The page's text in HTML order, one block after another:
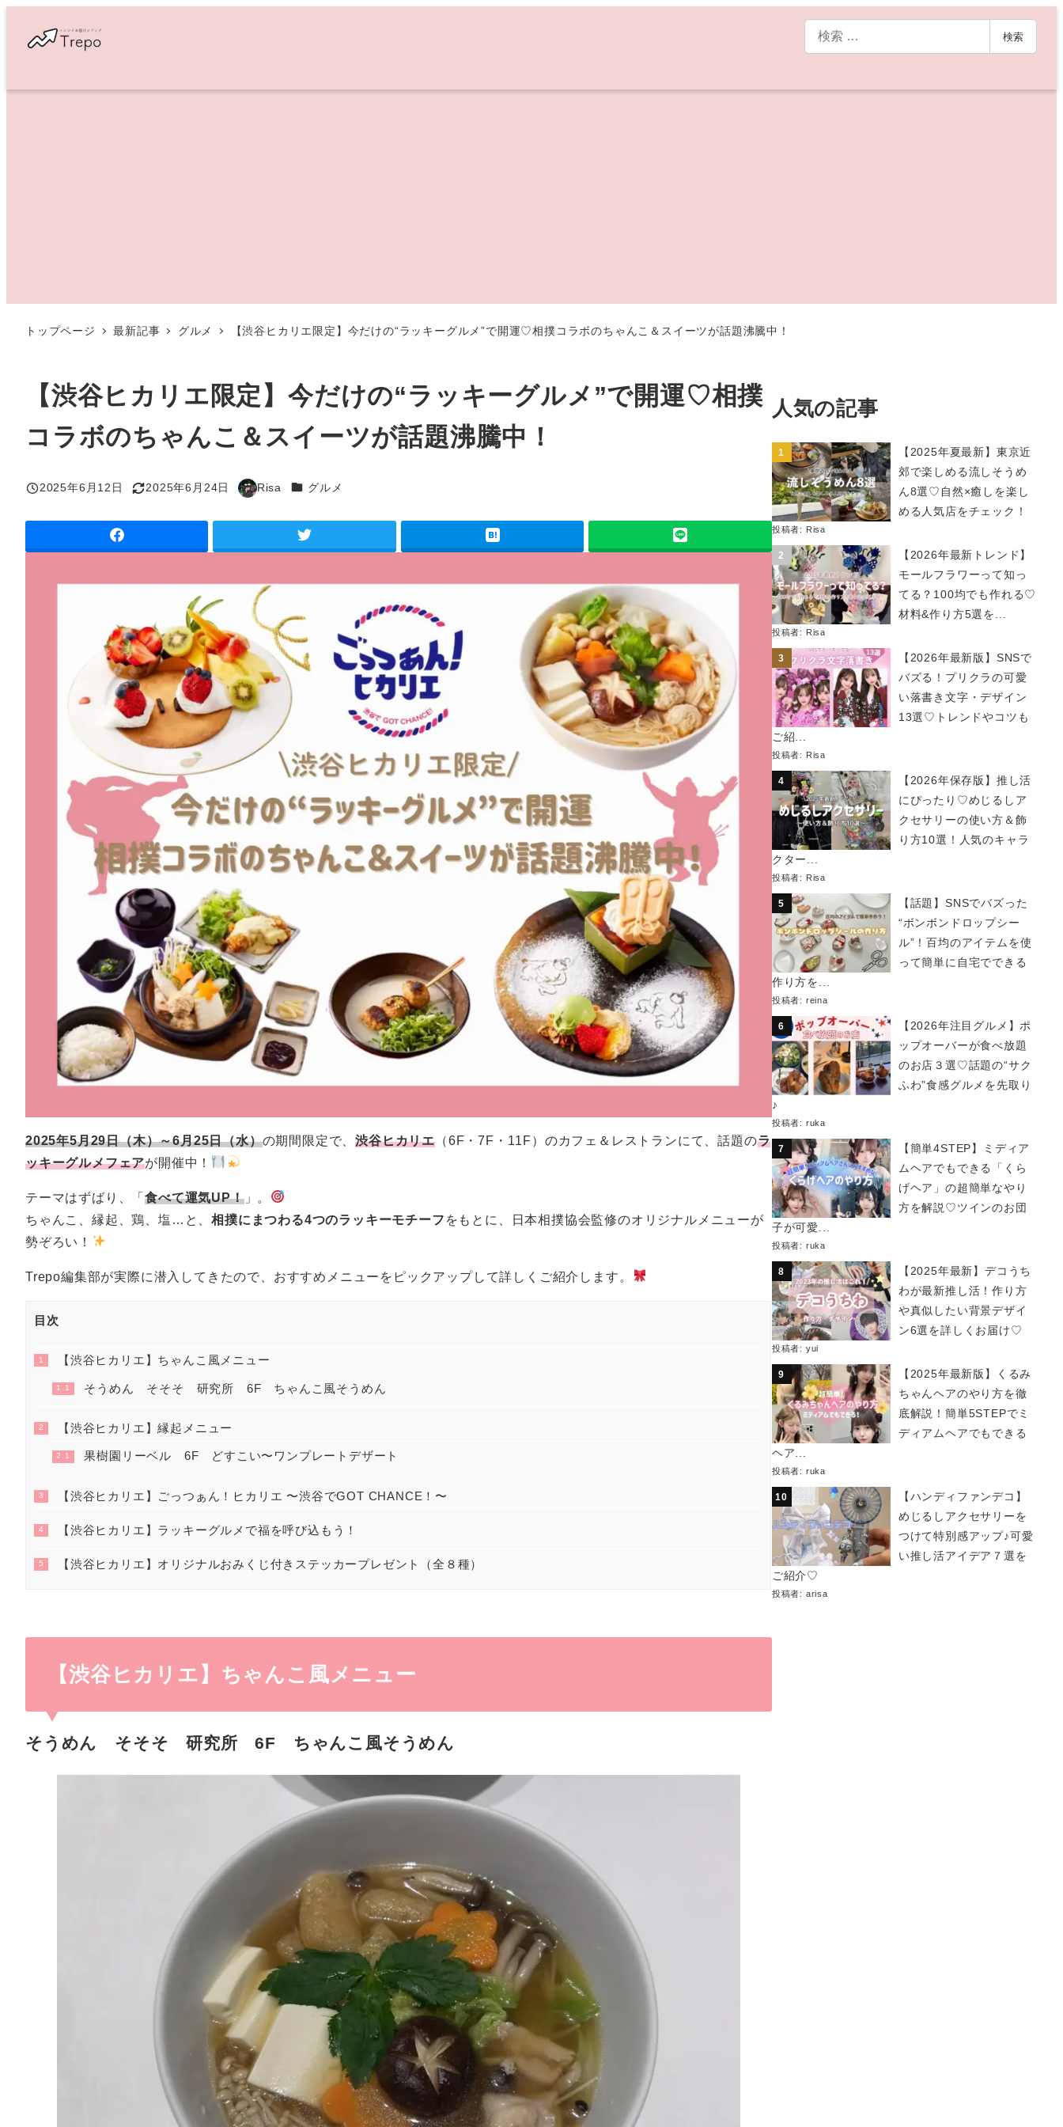
索
検索
トップページ 最新記事 グルメ 【渋谷ヒカリエ限定】今だけの“ラッキーグルメ”で開運♡相撲コラボのちゃんこ＆スイーツが話題沸騰中！
【渋谷ヒカリエ限定】今だけの“ラッキーグルメ”で開運♡相撲
コラボのちゃんこ＆スイーツが話題沸騰中！
投稿日
2025年6月12日
更新日
2025年6月24日
著
Risa カテゴリー
グルメ
2025年5月29日（木）～6月25日（水）の期間限定で、渋谷ヒカリエ （6F・7F・11F）のカフェ＆レストランにて、話題のラ
ッキーグルメフェアが開催中！
テーマはずばり、「食べて運気UP！」。
ちゃんこ、縁起、鶏、塩…と、相撲にまつわる4つのラッキーモチーフ をもとに、日本相撲協会監修のオリジナルメニューが
勢ぞろい！
Trepo編集部が実際に潜入してきたので、おすすめメニューをピックアップして詳しくご紹介します。
目次
1 【渋谷ヒカリエ】ちゃんこ風メニュー
1.1 そうめん そそそ 研究所 6F ちゃんこ風そうめん
2 【渋谷ヒカリエ】縁起メニュー
2.1 果樹園リーベル 6F どすこい〜ワンプレートデザート
3 【渋谷ヒカリエ】ごっつぁん！ヒカリエ 〜渋谷でGOT CHANCE！〜
4 【渋谷ヒカリエ】ラッキーグルメで福を呼び込もう！
5 【渋谷ヒカリエ】オリジナルおみくじ付きステッカープレゼント（全８種）
【渋谷ヒカリエ】ちゃんこ風メニュー
そうめん そそそ 研究所 6F ちゃんこ風そうめん
人気の記事
【2025年夏最新】東京近
郊で楽しめる流しそうめ
ん8選♡自然×癒しを楽し
める人気店をチェック！
投稿者: Risa
【2026年最新トレンド】
モールフラワーって知っ
てる？100均でも作れる♡
材料&作り方5選を...
投稿者: Risa
【2026年最新版】SNSで
バズる！プリクラの可愛
い落書き文字・デザイン
13選♡トレンドやコツも
ご紹...
投稿者: Risa
【2026年保存版】推し活
にぴったり♡めじるしア
クセサリーの使い方＆飾
り方10選！人気のキャラ
クター...
投稿者: Risa
【話題】SNSでバズった
“ボンボンドロップシー
ル”！百均のアイテムを使
って簡単に自宅でできる
作り方を...
投稿者: reina
【2026年注目グルメ】ポ
ップオーバーが食べ放題
のお店３選♡話題の“サク
ふわ”食感グルメを先取り
♪
投稿者: ruka
【簡単4STEP】ミディア
ムヘアでもできる「くら
げヘア」の超簡単なやり
方を解説♡ツインのお団
子が可愛...
投稿者: ruka
【2025年最新】デコうち
わが最新推し活！作り方
や真似したい背景デザイ
ン6選を詳しくお届け♡
投稿者: yui
【2025年最新版】くるみ
ちゃんヘアのやり方を徹
底解説！簡単5STEPでミ
ディアムヘアでもできる
ヘア...
投稿者: ruka
【ハンディファンデコ】
めじるしアクセサリーを
つけて特別感アップ♪可愛
い推し活アイデア７選を
ご紹介♡
投稿者: arisa